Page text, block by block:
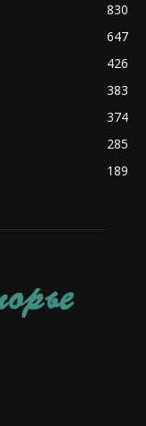
830
647
426
383
374
285
189